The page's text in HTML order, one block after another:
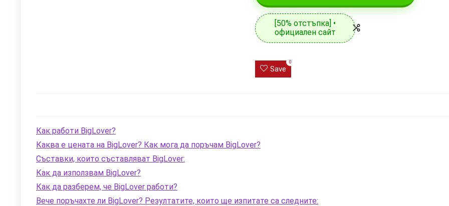
[50% отстъпка] •
официален сайт
Save
0
Как работи BigLover?
Каква е цената на BigLover? Как мога да поръчам BigLover?
Съставки, които съставляват BigLover:
Как да използвам BigLover?
Как да разберем, че BigLover работи?
Вече поръчахте ли BigLover? Резултатите, които ще изпитате са следните: